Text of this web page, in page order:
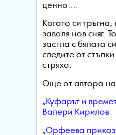
ценно….
Когато си тръгна,
заваля нов сняг.
застла с бялата
следите от
стряха.
Още от автора на
„Куфарът и
Валери Кирилов
„Орфеева